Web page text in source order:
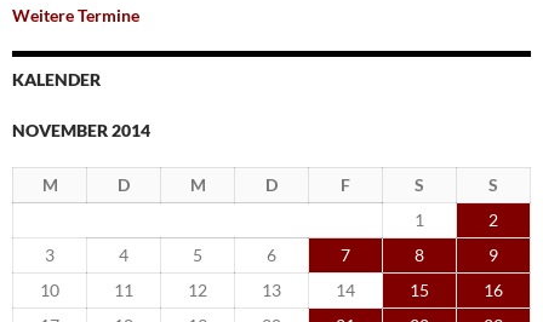
Weitere Termine
KALENDER
NOVEMBER 2014
M D M D F S
S
1
2
3
4 5 6 7 8
9
10
11 12 13 14 15
16